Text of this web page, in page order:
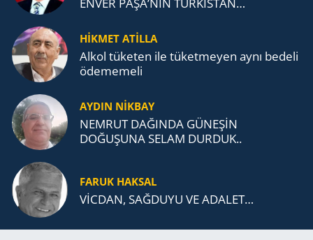
ENVER PAŞA’NIN TÜRKİSTAN
TEŞKİLATI’NA UZANAN MİRASI
HİKMET ATİLLA
Alkol tü­ke­ten ile tü­ket­me­yen aynı be­de­li
öde­me­me­li
AYDIN NİKBAY
NEMRUT DAĞINDA GÜNEŞİN
DOĞUŞUNA SELAM DURDUK..
FARUK HAKSAL
VİCDAN, SAĞ­DU­YU VE ADA­LET…